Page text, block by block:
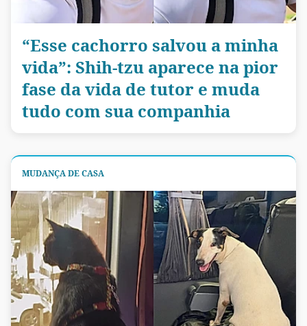
“Esse cachorro salvou a minha
vida”: Shih-tzu aparece na pior
fase da vida de tutor e muda
tudo com sua companhia
MUDANÇA DE CASA